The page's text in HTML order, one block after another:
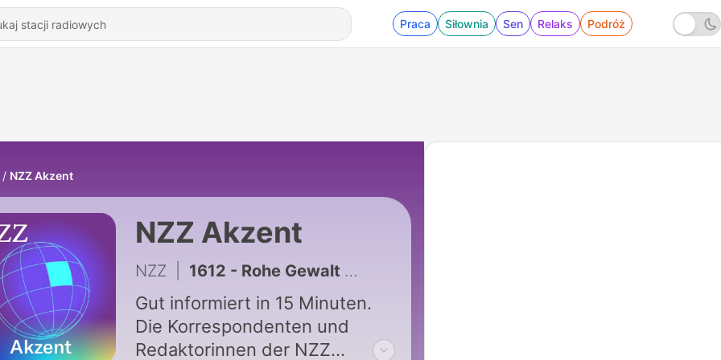
Praca Siłownia Sen Relaks Podróż
NZZ Akzent
NZZ Akzent
NZZ 1612 - Rohe Gewalt gegen Migranten: Wieso Tausende Südafrika verlassen
Gut informiert in 15 Minuten.
Die Korrespondenten und
Redaktorinnen der NZZ